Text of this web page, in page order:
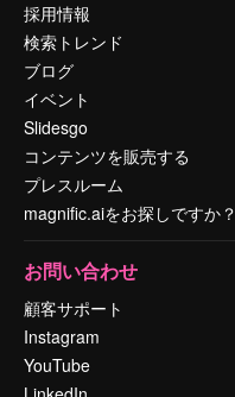
採用情報
検索トレンド
ブログ
イベント
Slidesgo
コンテンツを販売する
プレスルーム
magnific.aiをお探しですか？
お問い合わせ
顧客サポート
Instagram
YouTube